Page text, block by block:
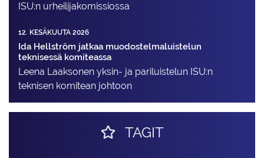
ISU:n urheilija­komissiossa
12. KESÄKUUTA 2026
Ida Hellström jatkaa muodostelmaluistelun
teknisessä komiteassa
Leena Laaksonen yksin- ja pariluistelun ISU:n
teknisen komitean johtoon
TAGIT